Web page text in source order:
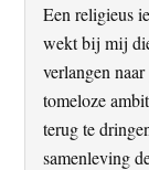
Een religieus
wekt bij mij
verlangen
tomeloze
terug te
samenleving